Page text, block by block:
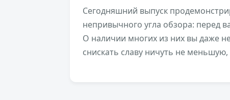
Сегодняшний выпуск
непривычного угла обзора: перед
О наличии многих из них вы даже
снискать славу ничуть не